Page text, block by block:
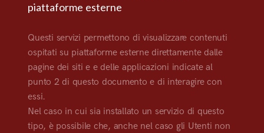
piattaforme esterne
Questi servizi permettono di visualizzare contenuti
ospitati su piattaforme esterne direttamente dalle
pagine dei siti e e delle applicazioni indicate al
punto 2 di questo documento e di interagire con
essi.
Nel caso in cui sia installato un servizio di questo
tipo, è possibile che, anche nel caso gli Utenti non